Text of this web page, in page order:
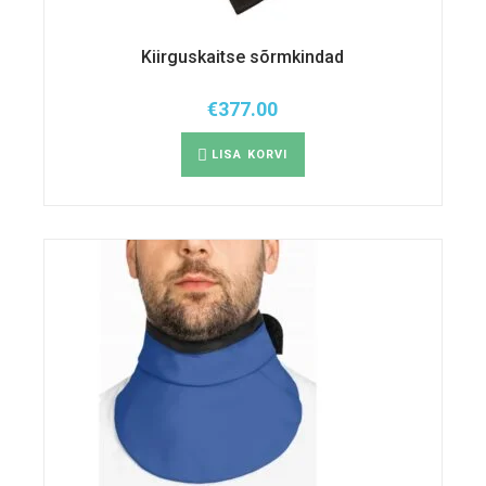
Kiirguskaitse sõrmkindad
€377.00
LISA KORVI